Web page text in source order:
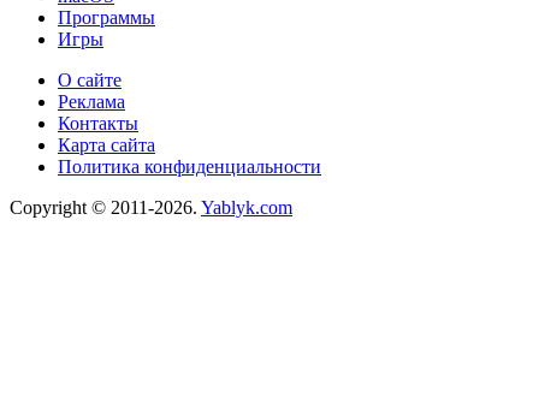
Программы
Игры
О сайте
Реклама
Контакты
Карта сайта
Политика конфиденциальности
Copyright © 2011-2026. Yablyk.сom